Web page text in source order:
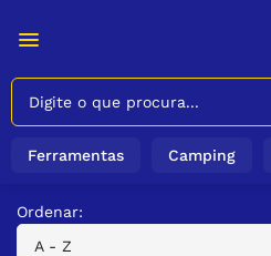
Ferramentas Camping
Ordenar:
A - Z